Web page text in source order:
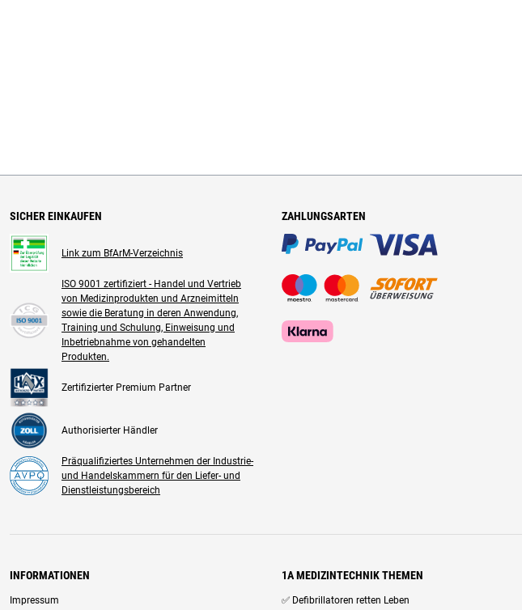
SICHER EINKAUFEN
Link zum BfArM-Verzeichnis
ISO 9001 zertifiziert - Handel und Vertrieb
von Medizinprodukten und Arzneimitteln
sowie die Beratung in deren Anwendung,
Training und Schulung, Einweisung und
Inbetriebnahme von gehandelten
Produkten.
Zertifizierter Premium Partner
Authorisierter Händler
Präqualifiziertes Unternehmen der Industrie-
und Handelskammern für den Liefer- und
Dienstleistungsbereich
ZAHLUNGSARTEN
INFORMATIONEN
Impressum
1A MEDIZINTECHNIK THEMEN
✅ Defibrillatoren retten Leben